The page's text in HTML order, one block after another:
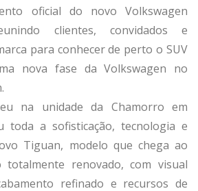
oficial do novo Volkswagen
clientes, convidados e
para conhecer de perto o SUV
nova fase da Volkswagen no
na unidade da Chamorro em
toda a sofisticação, tecnologia e
Tiguan, modelo que chega ao
totalmente renovado, com visual
refinado e recursos de